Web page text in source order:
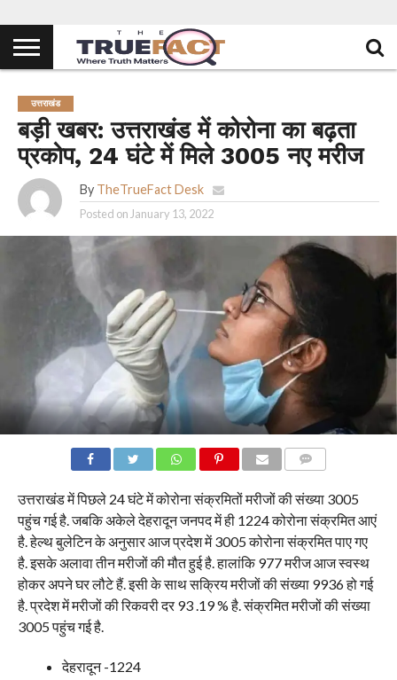
उत्तराखंड
बड़ी खबर: उत्तराखंड में कोरोना का बढ़ता
प्रकोप, 24 घंटे में मिले 3005 नए मरीज
By TheTrueFact Desk
Posted on January 13, 2022
उत्तराखंड में पिछले 24 घंटे में कोरोना संक्रमितों मरीजों की संख्या 3005
पहुंच गई है. जबकि अकेले देहरादून जनपद में ही 1224 कोरोना संक्रमित आएं
है. हेल्थ बुलेटिन के अनुसार आज प्रदेश में 3005 कोरोना संक्रमित पाए गए
है. इसके अलावा तीन मरीजों की मौत हुई है. हालांकि 977 मरीज आज स्वस्थ
होकर अपने घर लौटे हैं. इसी के साथ सक्रिय मरीजों की संख्या 9936 हो गई
है. प्रदेश में मरीजों की रिकवरी दर 93 .19 % है. संक्रमित मरीजों की संख्या
3005 पहुंच गई है.
देहरादून -1224